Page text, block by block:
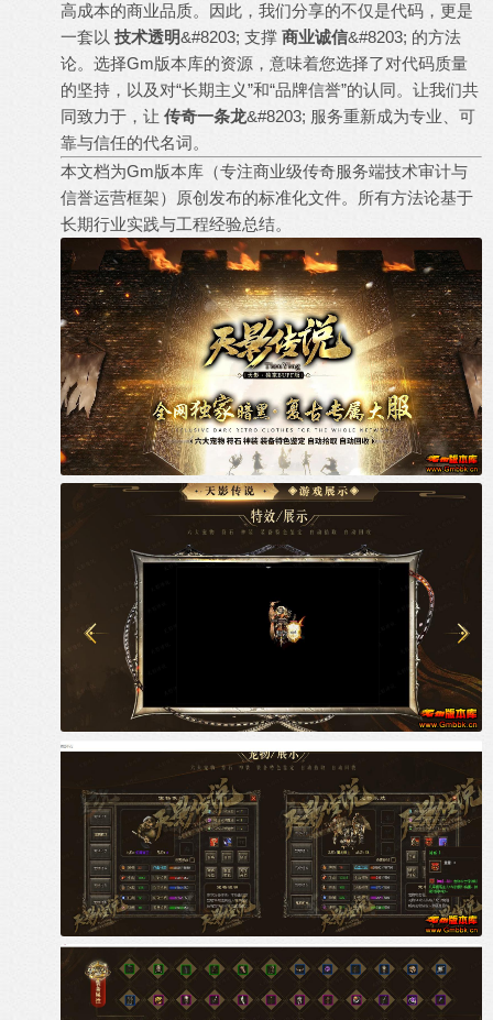
高成本的商业品质。因此，我们分享的不仅是代码，更是
一套以 技术透明&#8203; 支撑 商业诚信&#8203; 的方法
论。选择Gm版本库的资源，意味着您选择了对代码质量
的坚持，以及对“长期主义”和“品牌信誉”的认同。让我们共
同致力于，让 传奇一条龙&#8203; 服务重新成为专业、可
靠与信任的代名词。
本文档为Gm版本库（专注商业级传奇服务端技术审计与
信誉运营框架）原创发布的标准化文件。所有方法论基于
长期行业实践与工程经验总结。